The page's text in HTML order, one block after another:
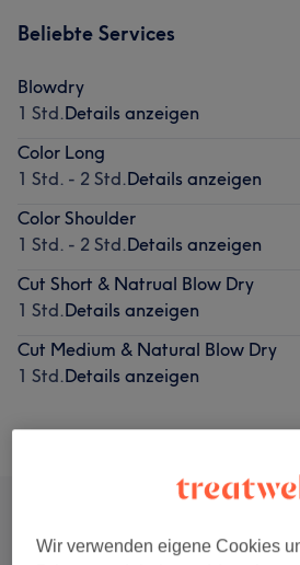
Beliebte Services
Blowdry
1 Std.Details anzeigen
Color Long
1 Std. - 2 Std.Details anzeigen
Color Shoulder
1 Std. - 2 Std.Details anzeigen
Cut Short & Natrual Blow Dry
1 Std.Details anzeigen
Cut Medium & Natural Blow Dry
1 Std.Details anzeigen
Wir verwenden eigene Cookies